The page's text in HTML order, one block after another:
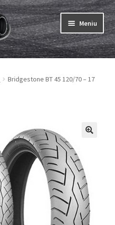
Meniu
menu
menu
sub-
menu
Bridgestone BT 45 120/70 – 17